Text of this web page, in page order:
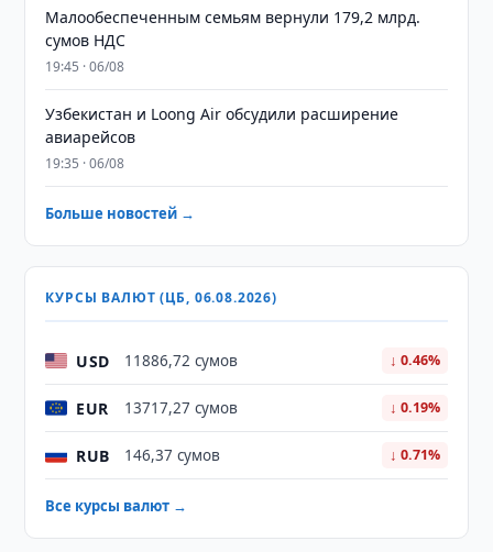
Малообеспеченным семьям вернули 179,2 млрд.
сумов НДС
19:45 · 06/08
Узбекистан и Loong Air обсудили расширение
авиарейсов
19:35 · 06/08
Больше новостей →
КУРСЫ ВАЛЮТ (ЦБ, 06.08.2026)
USD 11886,72 сумов ↓ 0.46%
EUR 13717,27 сумов ↓ 0.19%
RUB 146,37 сумов ↓ 0.71%
Все курсы валют →